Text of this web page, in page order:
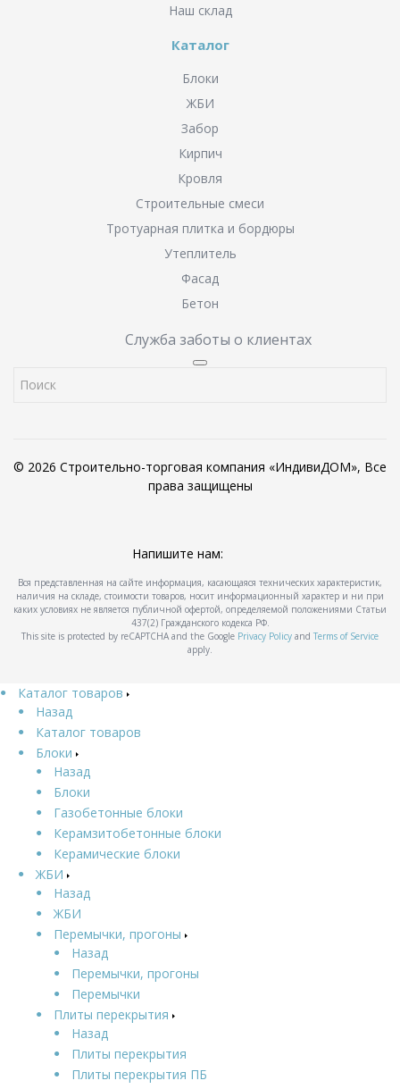
Наш склад
Каталог
Блоки
ЖБИ
Забор
Кирпич
Кровля
Строительные смеси
Тротуарная плитка и бордюры
Утеплитель
Фасад
Бетон
Служба заботы о клиентах
© 2026 Строительно-торговая компания «ИндивиДОМ», Все
права защищены
Напишите нам:
Вся представленная на сайте информация, касающаяся технических характеристик,
наличия на складе, стоимости товаров, носит информационный характер и ни при
каких условиях не является публичной офертой, определяемой положениями Статьи
437(2) Гражданского кодекса РФ.
This site is protected by reCAPTCHA and the Google Privacy Policy and Terms of Service
apply.
Каталог товаров
Назад
Каталог товаров
Блоки
Назад
Блоки
Газобетонные блоки
Керамзитобетонные блоки
Керамические блоки
ЖБИ
Назад
ЖБИ
Перемычки, прогоны
Назад
Перемычки, прогоны
Перемычки
Плиты перекрытия
Назад
Плиты перекрытия
Плиты перекрытия ПБ